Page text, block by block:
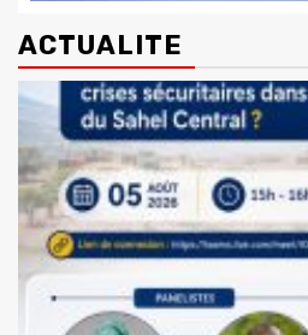
ACTUALITE